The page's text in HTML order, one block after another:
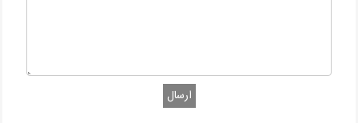
ارسال